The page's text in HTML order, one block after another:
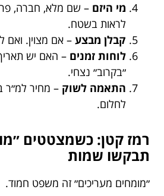
מי היזם – שם מלא, חברה,
לראות בשטח.
קבלן מבצע – אם מצוין. ואם
לוחות זמנים – האם יש
״בקרוב״ נצחי.
התאמה לשוק – מחיר למ״ר
לחלום.
רמז קטן: כשמצטטים
תבקשו שמות
״מומחים מעריכים״ זה משפט חמוד.